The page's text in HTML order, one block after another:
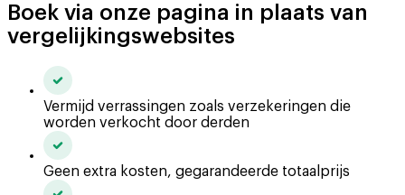
Boek via onze pagina in plaats van
vergelijkingswebsites
Vermijd verrassingen zoals verzekeringen die
worden verkocht door derden
Geen extra kosten, gegarandeerde totaalprijs